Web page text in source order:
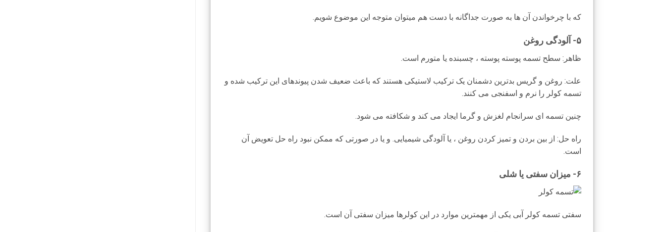
که با چرخواندن آن ها به صورت جداگانه با دست هم میتوان متوجه این موضوع شویم.
۵- آلودگی روغن
ظاهر: سطح تسمه پوسته پوسته ، چسبنده یا متورم است.
علت: روغن و گریس بدترین دشمنان یک ترکیب لاستیکی هستند که باعث ضعیف شدن پیوندهای این ترکیب شده و
تسمه کولر را نرم و اسفنجی می کنند.
چنین تسمه ای سرانجام لغزش و گرما ایجاد می کند و شکافته می شود.
راه حل: از بین بردن و تمیز کردن روغن ، یا آلودگی شیمیایی. و یا در صورتی که ممکن نبود راه حل تعویض آن
است.
۶- میزان سفتی یا شلی
سفتی تسمه کولر آبی یکی از مهمترین موارد در این کولرها میزان سفتی آن است.